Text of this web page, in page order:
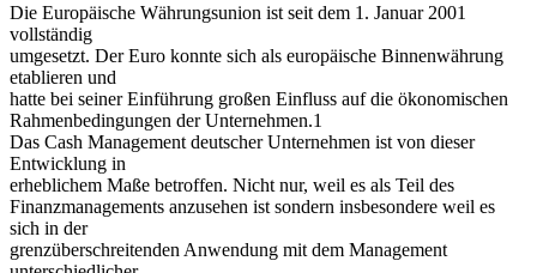
Die Europäische Währungsunion ist seit dem 1. Januar 2001
vollständig
umgesetzt. Der Euro konnte sich als europäische Binnenwährung
etablieren und
hatte bei seiner Einführung großen Einfluss auf die ökonomischen
Rahmenbedingungen der Unternehmen.1
Das Cash Management deutscher Unternehmen ist von dieser
Entwicklung in
erheblichem Maße betroffen. Nicht nur, weil es als Teil des
Finanzmanagements anzusehen ist sondern insbesondere weil es
sich in der
grenzüberschreitenden Anwendung mit dem Management